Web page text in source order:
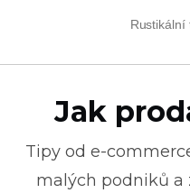
Rustikální
Jak
Tipy od e-
malých podniků a